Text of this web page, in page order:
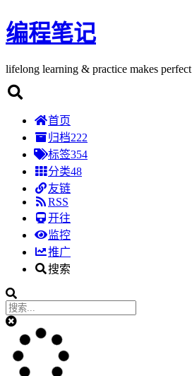
编程笔记
lifelong learning & practice makes perfect
首页
归档222
标签354
分类48
友链
RSS
开往
监控
推广
搜索